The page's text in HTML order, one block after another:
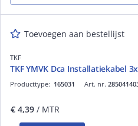
Toevoegen aan bestellijst
TKF
TKF YMVK Dca Installatiekabel
Art. nr.
Producttype: 165031
€ 4,39 / MTR